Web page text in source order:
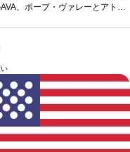
・スフィフトの理念に忠実であ
ル、シーダーが広がる。口に含
芳醇な味わいを感じ、微かなタ
に、柔らかいタンニンの余韻が
ッシュが長く残る。葡萄品種カ
れの場合、在庫があり価格が同
す、ご了承ください。
、ポープ・ヴァレーとアトラ
・スフィフトの理念に忠実であ
噛み応えのあるカシス、砕いた
ル、シーダーが広がる。口に含
芳醇な味わいを感じ、微かなタ
に、柔らかいタンニンの余韻が
ッシュが長く残る。葡萄品種カ
れの場合、在庫があり価格が同
す、ご了承ください。